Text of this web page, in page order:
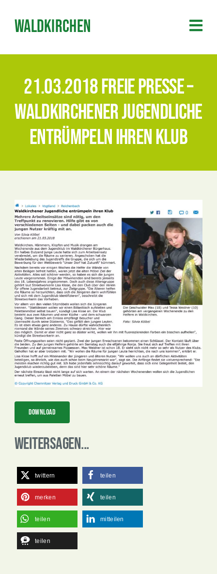
Inhalt
springen
Waldkirchen
21.03.2018 Freie Presse –
Waldkirchener Jugendliche
entrümpeln ihren Klub
Zeige
grösseres
Bild
Download
Weitersagen...
twittern teilen
merken teilen
teilen mitteilen
teilen